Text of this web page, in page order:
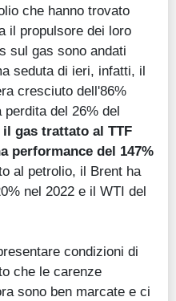
che hanno trovato
il propulsore dei loro
sul gas sono andati
seduta di ieri, infatti, il
cresciuto dell'86%
perdita del 26% del
il gas trattato al TTF
performance del 147%
al petrolio, il Brent ha
nel 2022 e il WTI del
condizioni di
che le carenze
sono ben marcate e ci